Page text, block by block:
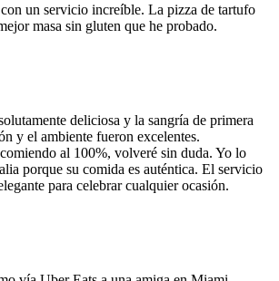
un servicio increíble. La pizza de tartufo
masa sin gluten que he probado.
deliciosa y la sangría de primera
y el ambiente fueron excelentes.
al 100%, volveré sin duda. Yo lo
porque su comida es auténtica. El servicio
para celebrar cualquier ocasión.